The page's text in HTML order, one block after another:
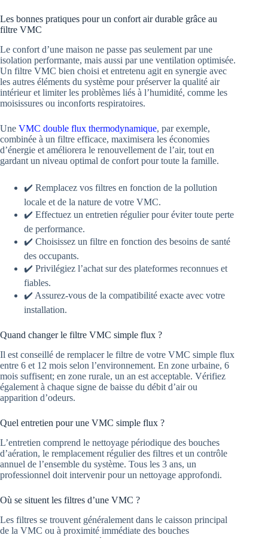
Les bonnes pratiques pour un confort air durable grâce au
filtre VMC
Le confort d’une maison ne passe pas seulement par une
isolation performante, mais aussi par une ventilation optimisée.
Un filtre VMC bien choisi et entretenu agit en synergie avec
les autres éléments du système pour préserver la qualité air
intérieur et limiter les problèmes liés à l’humidité, comme les
moisissures ou inconforts respiratoires.
Une VMC double flux thermodynamique, par exemple,
combinée à un filtre efficace, maximisera les économies
d’énergie et améliorera le renouvellement de l’air, tout en
gardant un niveau optimal de confort pour toute la famille.
✔️ Remplacez vos filtres en fonction de la pollution
locale et de la nature de votre VMC.
✔️ Effectuez un entretien régulier pour éviter toute perte
de performance.
✔️ Choisissez un filtre en fonction des besoins de santé
des occupants.
✔️ Privilégiez l’achat sur des plateformes reconnues et
fiables.
✔️ Assurez-vous de la compatibilité exacte avec votre
installation.
Quand changer le filtre VMC simple flux ?
Il est conseillé de remplacer le filtre de votre VMC simple flux
entre 6 et 12 mois selon l’environnement. En zone urbaine, 6
mois suffisent; en zone rurale, un an est acceptable. Vérifiez
également à chaque signe de baisse du débit d’air ou
apparition d’odeurs.
Quel entretien pour une VMC simple flux ?
L’entretien comprend le nettoyage périodique des bouches
d’aération, le remplacement régulier des filtres et un contrôle
annuel de l’ensemble du système. Tous les 3 ans, un
professionnel doit intervenir pour un nettoyage approfondi.
Où se situent les filtres d’une VMC ?
Les filtres se trouvent généralement dans le caisson principal
de la VMC ou à proximité immédiate des bouches